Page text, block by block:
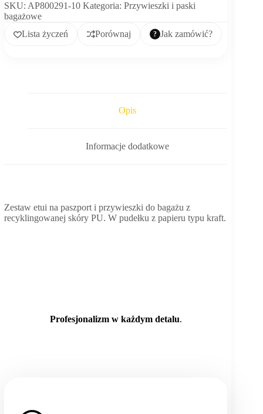
SKU: AP800291-10 Kategoria: Przywieszki i paski
bagażowe
Lista życzeń
Porównaj Jak zamówić?
Opis
Informacje dodatkowe
Zestaw etui na paszport i przywieszki do bagażu z
recyklingowanej skóry PU. W pudełku z papieru typu kraft.
Profesjonalizm w każdym detalu.